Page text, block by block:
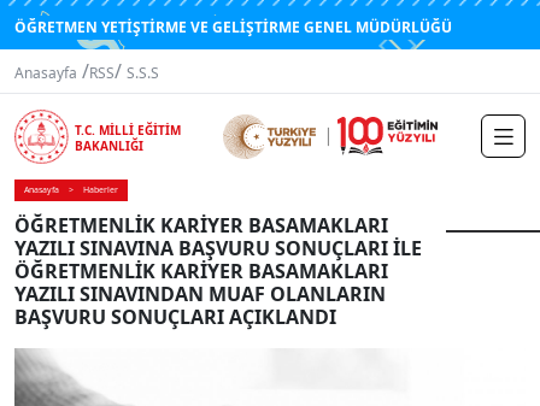
ÖĞRETMEN YETİŞTİRME VE GELİŞTİRME GENEL MÜDÜRLÜĞÜ
Anasayfa /RSS/ S.S.S
T.C. MİLLİ EĞİTİM
BAKANLIĞI
Anasayfa Haberler
ÖĞRETMENLİK KARİYER BASAMAKLARI
YAZILI SINAVINA BAŞVURU SONUÇLARI İLE
ÖĞRETMENLİK KARİYER BASAMAKLARI
YAZILI SINAVINDAN MUAF OLANLARIN
BAŞVURU SONUÇLARI AÇIKLANDI